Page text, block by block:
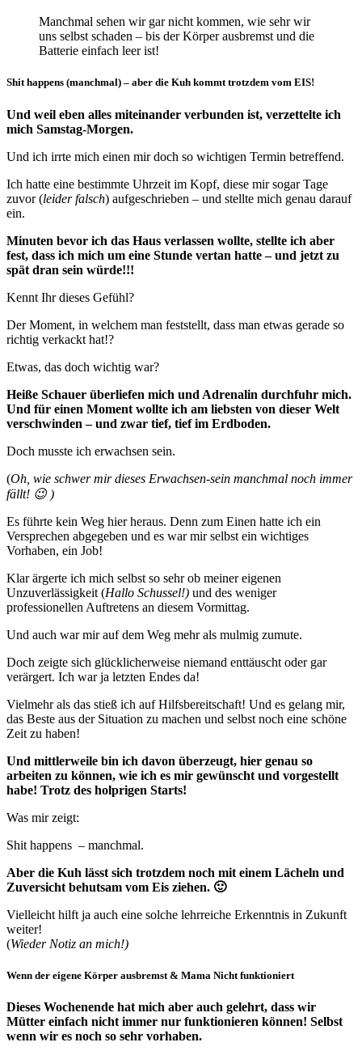
Manchmal sehen wir gar nicht kommen, wie sehr wir
uns selbst schaden – bis der Körper ausbremst und die
Batterie einfach leer ist!
Shit happens (manchmal) – aber die Kuh kommt trotzdem vom EIS!
Und weil eben alles miteinander verbunden ist, verzettelte ich
mich Samstag-Morgen.
Und ich irrte mich einen mir doch so wichtigen Termin betreffend.
Ich hatte eine bestimmte Uhrzeit im Kopf, diese mir sogar Tage
zuvor (leider falsch) aufgeschrieben – und stellte mich genau darauf
ein.
Minuten bevor ich das Haus verlassen wollte, stellte ich aber
fest, dass ich mich um eine Stunde vertan hatte – und jetzt zu
spät dran sein würde!!!
Kennt Ihr dieses Gefühl?
Der Moment, in welchem man feststellt, dass man etwas gerade so
richtig verkackt hat!?
Etwas, das doch wichtig war?
Heiße Schauer überliefen mich und Adrenalin durchfuhr mich.
Und für einen Moment wollte ich am liebsten von dieser Welt
verschwinden – und zwar tief, tief im Erdboden.
Doch musste ich erwachsen sein.
(Oh, wie schwer mir dieses Erwachsen-sein manchmal noch immer
fällt! 😉 )
Es führte kein Weg hier heraus. Denn zum Einen hatte ich ein
Versprechen abgegeben und es war mir selbst ein wichtiges
Vorhaben, ein Job!
Klar ärgerte ich mich selbst so sehr ob meiner eigenen
Unzuverlässigkeit (Hallo Schussel!) und des weniger
professionellen Auftretens an diesem Vormittag.
Und auch war mir auf dem Weg mehr als mulmig zumute.
Doch zeigte sich glücklicherweise niemand enttäuscht oder gar
verärgert. Ich war ja letzten Endes da!
Vielmehr als das stieß ich auf Hilfsbereitschaft! Und es gelang mir,
das Beste aus der Situation zu machen und selbst noch eine schöne
Zeit zu haben!
Und mittlerweile bin ich davon überzeugt, hier genau so
arbeiten zu können, wie ich es mir gewünscht und vorgestellt
habe! Trotz des holprigen Starts!
Was mir zeigt:
Shit happens – manchmal.
Aber die Kuh lässt sich trotzdem noch mit einem Lächeln und
Zuversicht behutsam vom Eis ziehen. 🙂
Vielleicht hilft ja auch eine solche lehrreiche Erkenntnis in Zukunft
weiter!
(Wieder Notiz an mich!)
Wenn der eigene Körper ausbremst & Mama Nicht funktioniert
Dieses Wochenende hat mich aber auch gelehrt, dass wir
Mütter einfach nicht immer nur funktionieren können! Selbst
wenn wir es noch so sehr vorhaben.